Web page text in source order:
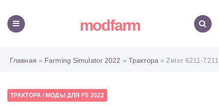
modfarm
Главная » Farming Simulator 2022 » Трактора » Zetor 6211-7211
ТРАКТОРА/ МОДЫ ДЛЯ FS 2022